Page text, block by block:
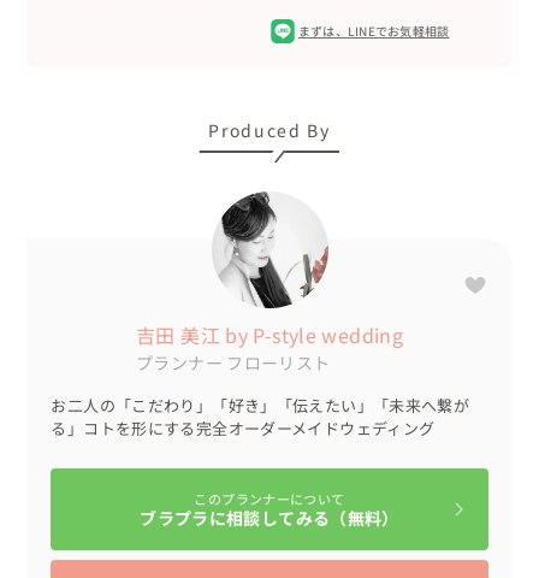
いくつもの景色を越えた先に見えたのは
あたたかくやわらかいこの場所に
そんな時間の先に続く日々
このかけがえのない場所が二人のありか
・・・・・・・・・・・・・・・・・・・・・・・・・・
・・・・・・・・・
「Stand by you」とは、「あなたのそばで支える」という
意味。
まずは、 LINEでお気軽相談
Produced By
吉田 美江 by P-style wedding
プランナー フローリスト
お二人の「こだわり」「好き」「伝えたい」「未来へ繋が
る」コトを形にする完全オーダーメイドウェディング
このプランナーについて
ブラプラに相談してみる（無料）